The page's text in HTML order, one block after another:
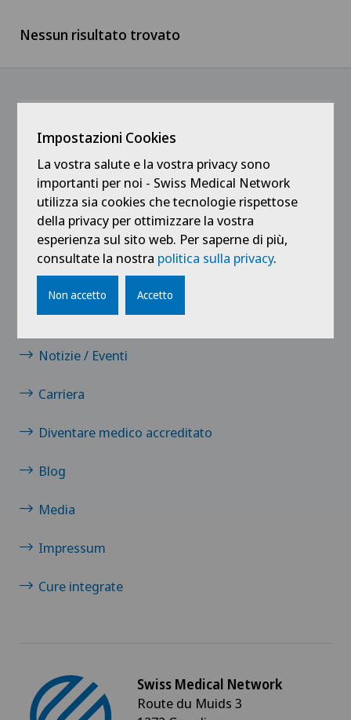
Medicale
Servizio pazienti
Tirocinanti e apprendisti
Ärztezentrum Siloah Murten
Ärztezentrum Solothurn
Centre Médico-Chirurgical des Eaux-Vives
Centro Medico Blenio
Clinica Sant Anna
Clinique de Genolier
Clinique de Montchoisi
Clinique de Valère
Genolier Innovation Hub SA
Svizzera francese
Nessun risultato trovato
Contatto
Notizie / Eventi
Carriera
Diventare medico accreditato
Blog
Media
Impressum
Cure integrate
Swiss Medical Network
Route du Muids 3
Impostazioni Cookies
La vostra salute e la vostra privacy sono
importanti per noi - Swiss Medical Network
utilizza sia cookies che tecnologie rispettose
della privacy per ottimizzare la vostra
esperienza sul sito web. Per saperne di più,
consultate la nostra politica sulla privacy.
Non accetto Accetto